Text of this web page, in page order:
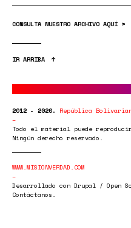
CONSULTA NUESTRO ARCHIVO AQUÍ >
IR ARRIBA
2012 - 2020. República
Todo el material puede
Ningún derecho reservado.
WWW.MISIONVERDAD.COM
Desarrollado con Drupal / Open
Contáctanos.